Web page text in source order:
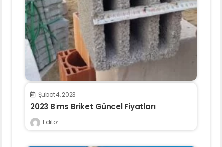
Şubat 4, 2023
2023 Bims Briket Güncel Fiyatları
Editor